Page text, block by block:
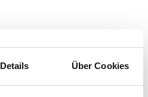
Details Über Cookies